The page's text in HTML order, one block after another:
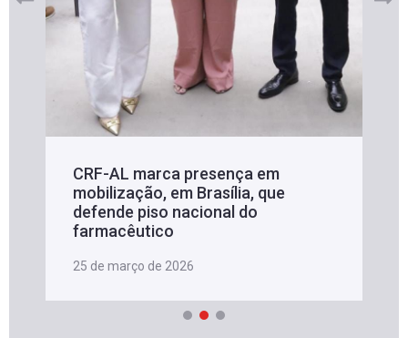
CRF-AL marca presença em
mobilização, em Brasília, que
defende piso nacional do
farmacêutico
25 de março de 2026